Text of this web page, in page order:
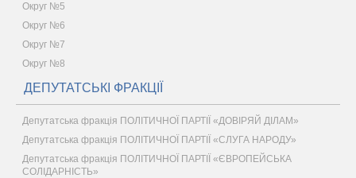
Округ №5
Округ №6
Округ №7
Округ №8
ДЕПУТАТСЬКІ ФРАКЦІЇ
Депутатська фракція ПОЛІТИЧНОЇ ПАРТІЇ «ДОВІРЯЙ ДІЛАМ»
Депутатська фракція ПОЛІТИЧНОЇ ПАРТІЇ «СЛУГА НАРОДУ»
Депутатська фракція ПОЛІТИЧНОЇ ПАРТІЇ «ЄВРОПЕЙСЬКА
СОЛІДАРНІСТЬ»